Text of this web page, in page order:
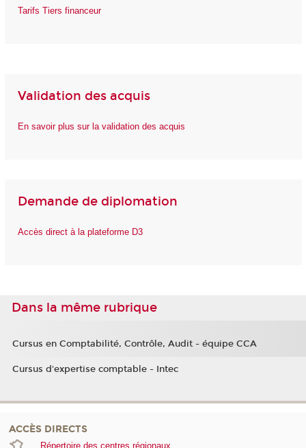
Tarifs Tiers financeur
Validation des acquis
En savoir plus sur la validation des acquis
Demande de diplomation
Accès direct à la plateforme D3
Dans la même rubrique
Cursus en Comptabilité, Contrôle, Audit - équipe CCA
Cursus d'expertise comptable - Intec
ACCÈS DIRECTS
Répertoire des centres régionaux